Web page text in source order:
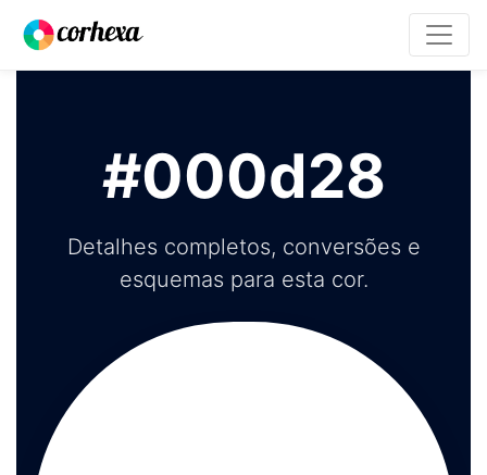
#000d28
Detalhes completos, conversões e
esquemas para esta cor.